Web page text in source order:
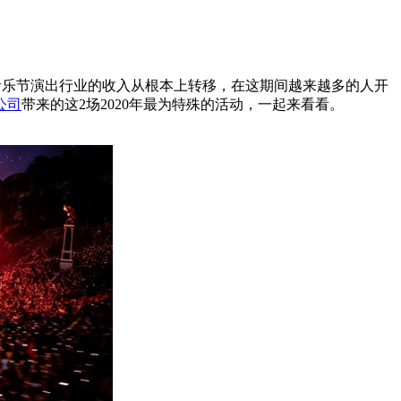
演出行业的收入从根本上转移，在这期间越来越多的人开
司 带来的这2场2020年最为特殊的活动，一起来看看。